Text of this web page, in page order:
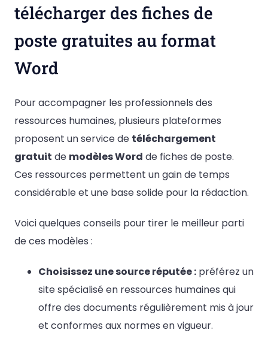
télécharger des fiches de
poste gratuites au format
Word
Pour accompagner les professionnels des
ressources humaines, plusieurs plateformes
proposent un service de téléchargement
gratuit de modèles Word de fiches de poste.
Ces ressources permettent un gain de temps
considérable et une base solide pour la rédaction.
Voici quelques conseils pour tirer le meilleur parti
de ces modèles :
Choisissez une source réputée : préférez un
site spécialisé en ressources humaines qui
offre des documents régulièrement mis à jour
et conformes aux normes en vigueur.